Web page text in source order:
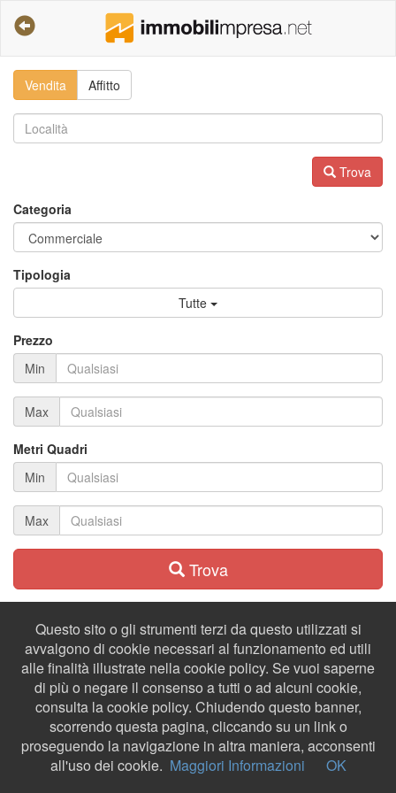
Vendita Affitto
Trova
Categoria
Tipologia
Tutte
Prezzo
Min
Max
Metri Quadri
Min
Max
Trova
Questo sito o gli strumenti terzi da questo utilizzati si
avvalgono di cookie necessari al funzionamento ed utili
alle finalità illustrate nella cookie policy. Se vuoi saperne
di più o negare il consenso a tutti o ad alcuni cookie,
consulta la cookie policy. Chiudendo questo banner,
scorrendo questa pagina, cliccando su un link o
proseguendo la navigazione in altra maniera, acconsenti
all'uso dei cookie. Maggiori Informazioni OK